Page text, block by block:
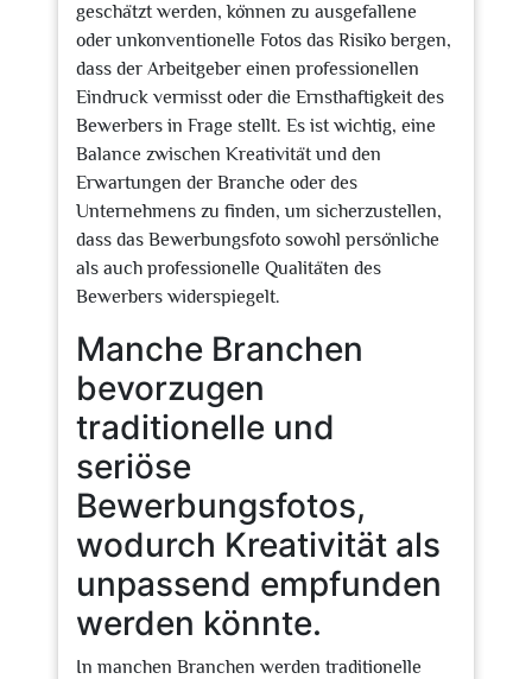
geschätzt werden, können zu ausgefallene
oder unkonventionelle Fotos das Risiko bergen,
dass der Arbeitgeber einen professionellen
Eindruck vermisst oder die Ernsthaftigkeit des
Bewerbers in Frage stellt. Es ist wichtig, eine
Balance zwischen Kreativität und den
Erwartungen der Branche oder des
Unternehmens zu finden, um sicherzustellen,
dass das Bewerbungsfoto sowohl persönliche
als auch professionelle Qualitäten des
Bewerbers widerspiegelt.
Manche Branchen
bevorzugen
traditionelle und
seriöse
Bewerbungsfotos,
wodurch Kreativität als
unpassend empfunden
werden könnte.
In manchen Branchen werden traditionelle